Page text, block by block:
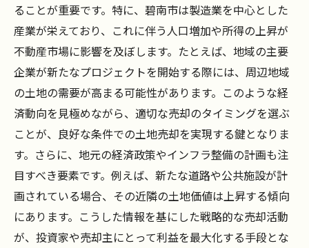
ることが重要です。特に、碧南市は製造業を中心とした
産業が栄えており、これに伴う人口増加や所得の上昇が
不動産市場に影響を及ぼします。たとえば、地域の主要
企業が新たなプロジェクトを開始する際には、周辺地域
の土地の需要が高まる可能性があります。このような経
済動向を見極めながら、適切な売却のタイミングを選ぶ
ことが、良好な条件での土地売却を実現する鍵となりま
す。さらに、地元の経済政策やインフラ整備の計画も注
目すべき要素です。例えば、新たな道路や公共施設が計
画されている場合、その近隣の土地価値は上昇する傾向
にあります。こうした情報を基にした戦略的な売却活動
が、投資家や売却主にとって利益を最大化する手段とな